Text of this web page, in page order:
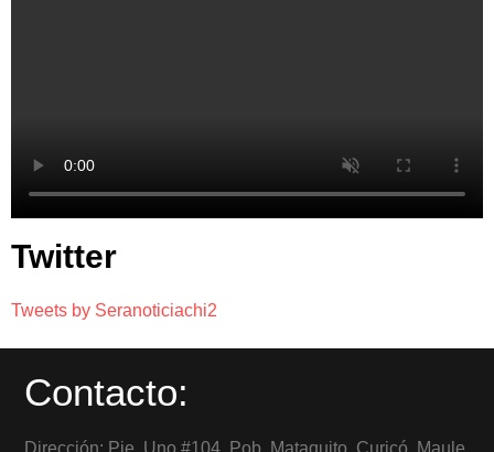
Twitter
Tweets by Seranoticiachi2
Contacto:
Dirección: Pje. Uno #104, Pob. Mataquito, Curicó, Maule,